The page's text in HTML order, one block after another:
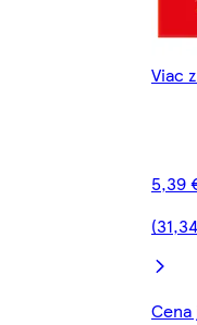
Viac
5,39
Cena